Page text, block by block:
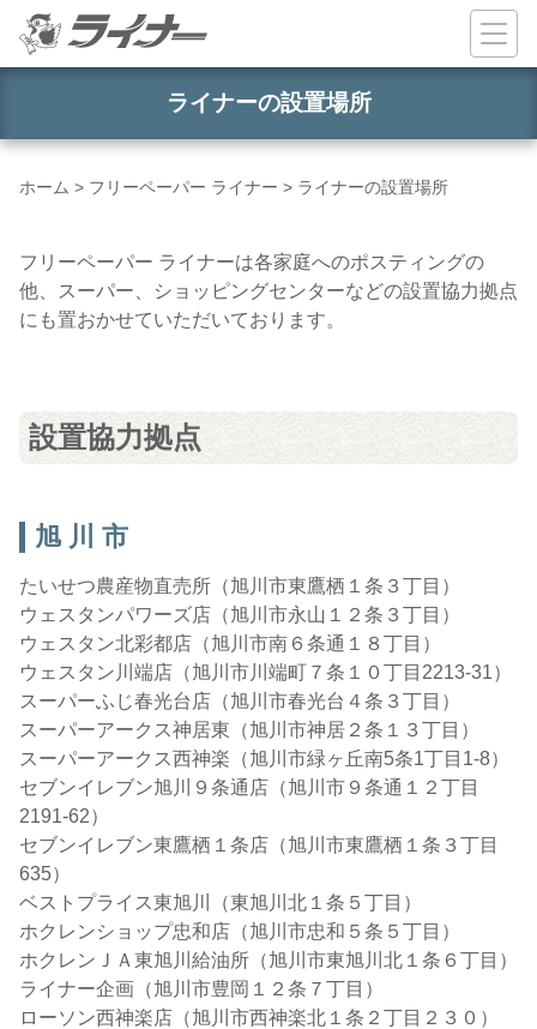
コンテンツへスキップ
ライナーの設置場所
ホーム > フリーペーパー ライナー > ライナーの設置場所
フリーペーパー ライナーは各家庭へのポスティングの
他、スーパー、ショッピングセンターなどの設置協力拠点
にも置おかせていただいております。
設置協力拠点
旭 川 市
たいせつ農産物直売所（旭川市東鷹栖１条３丁目）
ウェスタンパワーズ店（旭川市永山１２条３丁目）
ウェスタン北彩都店（旭川市南６条通１８丁目）
ウェスタン川端店（旭川市川端町７条１０丁目2213-31）
スーパーふじ春光台店（旭川市春光台４条３丁目）
スーパーアークス神居東（旭川市神居２条１３丁目）
スーパーアークス西神楽（旭川市緑ヶ丘南5条1丁目1-8）
セブンイレブン旭川９条通店（旭川市９条通１２丁目
2191-62）
セブンイレブン東鷹栖１条店（旭川市東鷹栖１条３丁目
635）
ベストプライス東旭川（東旭川北１条５丁目）
ホクレンショップ忠和店（旭川市忠和５条５丁目）
ホクレンＪＡ東旭川給油所（旭川市東旭川北１条６丁目）
ライナー企画（旭川市豊岡１２条７丁目）
ローソン西神楽店（旭川市西神楽北１条２丁目２３０）